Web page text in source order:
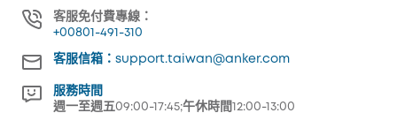
客服免付費專線：
+00801-491-310
客服信箱：support.taiwan@anker.com
服務時間
週一至週五09:00-17:45;午休時間12:00-13:00